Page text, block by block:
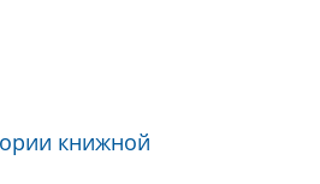
книжной